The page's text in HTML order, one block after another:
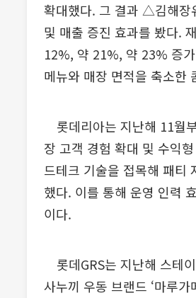
확대했다. 그 결과 △김해
및 매출 증진 효과를 봤다.
12%, 약 21%, 약 23% 증
메뉴와 매장 면적을 축소한
롯데리아는 지난해 11월
장 고객 경험 확대 및 수익
드테크 기술을 접목해 패티
했다. 이를 통해 운영 인력
이다.
롯데GRS는 지난해 스테
사누끼 우동 브랜드 ‘마루